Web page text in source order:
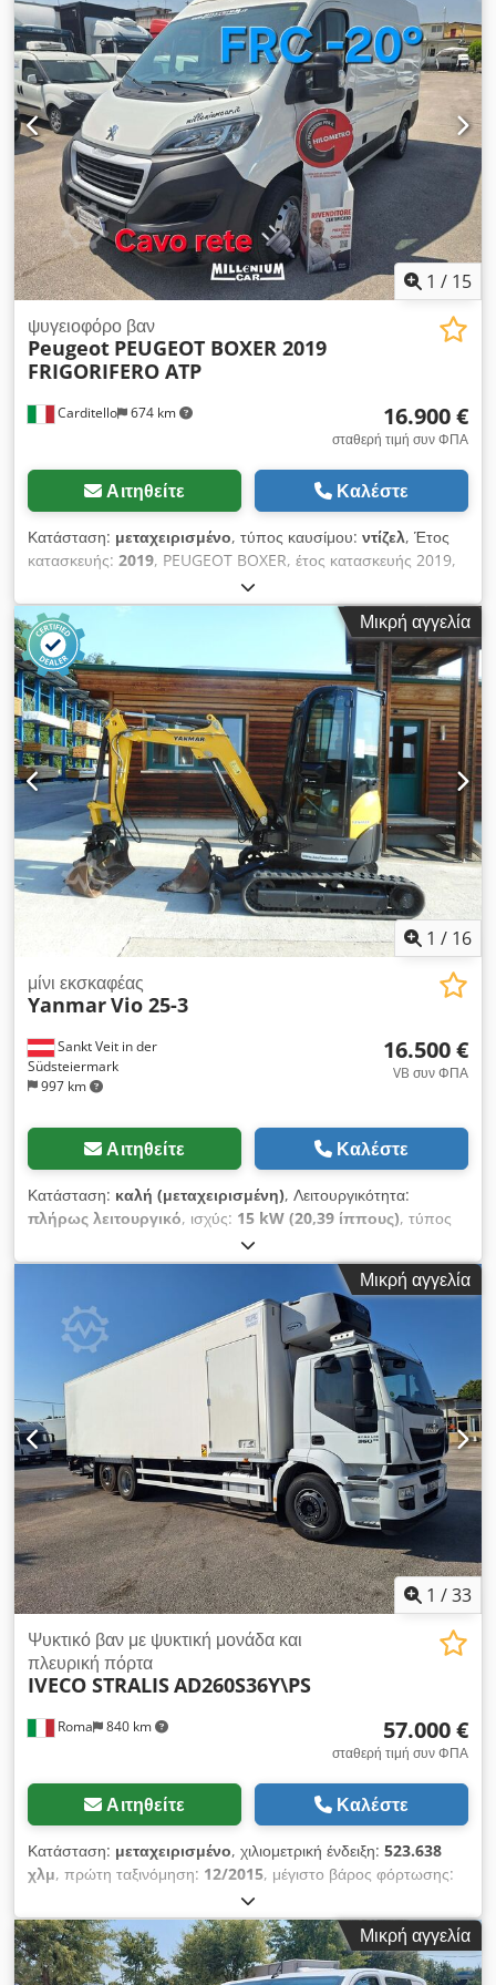
έχει υποβληθεί σε πρόσφατο έλεγχο και συντήρηση, έχει γίνει
αντικατάσταση του ιμάντα χρονισμού και καλύπτεται από
εγγύηση 1 έτους. Έχει έναν μόνο ιδιοκτήτη. Παρέχεται η
δυνατότητα χρηματοδότησης ή μίσθωσης (leasing) στις
εγκαταστάσεις μας. Cjdszrmc Topfx Af Aorf
1 / 15
Carditello 674 km
ψυγειοφόρο βαν
Peugeot PEUGEOT BOXER 2019
FRIGORIFERO ATP
16.900 €
σταθερή τιμή συν ΦΠΑ
Αιτηθείτε Καλέστε
Κατάσταση: μεταχειρισμένο, τύπος καυσίμου: ντίζελ, Έτος
κατασκευής: 2019, PEUGEOT BOXER, έτος κατασκευής 2019,
χιλιόμετρα 118.000, συνολικό μήκος 5,40 μέτρα,
θερμομονωμένο, με ψυκτική μονάδα CARRIER STRADA RETE
220W, θερμοκαταγραφέα ATP FRC -20°. Η ημερομηνία λήξης
ισχύει έως τον Απρίλιο του 2028. Κινητήρας 2.0HDI, 130
ίππων. Το όχημα έχει υποβληθεί σε τακτική συντήρηση, έχει
γίνει αντικατάσταση του χρονισμού και καλύπτεται από
εγγύηση διάρκειας 1 έτους. Διατίθεται δυνατότητα
χρηματοδότησης. Credpfszrg Ezex Af Aef
Μικρή αγγελία
1 / 16
Sankt Veit in der
Südsteiermark
997 km
μίνι εκσκαφέας
YanmarVio 25-3
16.500 €
VB συν ΦΠΑ
Αιτηθείτε Καλέστε
Κατάσταση: καλή (μεταχειρισμένη), Λειτουργικότητα:
πλήρως λειτουργικό, ισχύς: 15 kW (20,39 ίππους), τύπος
2.770 κιλ
2010, ώρες λειτουργίας:3.743 h, Εξοπλισμός:ελαστικές
, Μικρό εκσκαφέας YANMAR Vio 25-3 Cedpfszrd
S Sjx Af Aorf Έτος κατασκευής: 2010 Σύμφωνα με τον
μετρητή: 3.743 ώρες λειτουργίας Βάρος: 2.770 kg Ισχύς: 15,2
kW - Υδραυλικό κουβούι για εκσκαφή πρανών - Κουβούι για
βαθιές εκσκαφές - Όλοι οι σωλήνες - Εξαιρετική κατάσταση
εκσκαφέα - Καλά ελαστικά - Άμεσα έτοιμο για χρήση Τιμή
πώλησης: 16.500,-- ευρώ (χωρίς ΦΠΑ) Δυνατότητα
οικονομικής μεταφοράς! Διαθέσιμα και επιπλέον καινούργια
κουβούγια, με επιπλέον χρέωση!
Μικρή αγγελία
1 /33
Roma 840 km
Ψυκτικό βαν με ψυκτική μονάδα και
πλευρική πόρτα
IVECO STRALISAD260S36Y\PS
57.000 €
σταθερή τιμή συν ΦΠΑ
Αιτηθείτε Καλέστε
Κατάσταση: μεταχειρισμένο, χιλιομετρική ένδειξη: 523.638
χλμ, πρώτη ταξινόμηση: 12/2015, μέγιστο βάρος φόρτωσης:
26.000 κιλ
315/80R22.5, χρώμα:λευκό, καμπίνα οδηγού:ημερήσια
καμπίνα, Έτος κατασκευής:2015, Εξοπλισμός:ABS, IVECO
STRALIS AD260S36Y\PS E6 HI STREET – Πλαίσιο
Μικρή αγγελία